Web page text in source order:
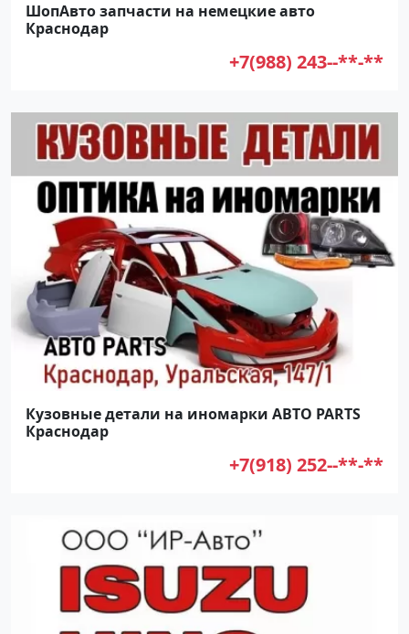
ШопАвто запчасти на немецкие авто
Краснодар
+7(988) 243--**-**
Кузовные детали на иномарки АВТО PARTS
Краснодар
+7(918) 252--**-**